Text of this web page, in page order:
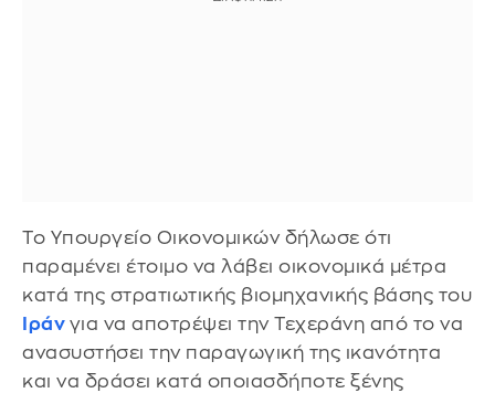
Το Υπουργείο Οικονομικών δήλωσε ότι
παραμένει έτοιμο να λάβει οικονομικά μέτρα
κατά της στρατιωτικής βιομηχανικής βάσης του
Ιράν για να αποτρέψει την Τεχεράνη από το να
ανασυστήσει την παραγωγική της ικανότητα
και να δράσει κατά οποιασδήποτε ξένης